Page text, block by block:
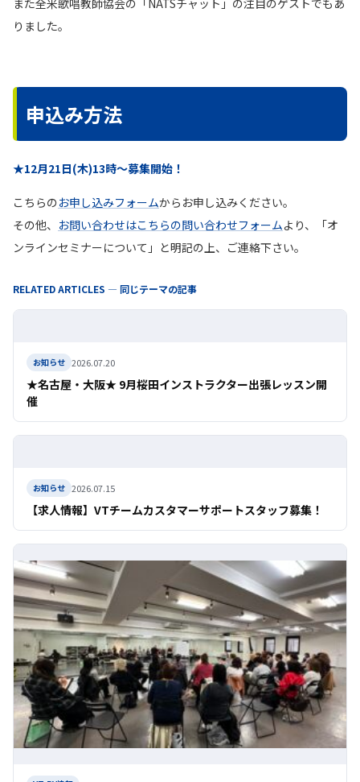
また全米歌唱教師協会の「NATSチャット」の注目のゲストでもあ
りました。
申込み方法
★12月21日(木)13時〜募集開始！
こちらのお申し込みフォームからお申し込みください。
その他、 お問い合わせはこちらの問い合わせフォームより、「オ
ンラインセミナーについて」と明記の上、ご連絡下さい。
RELATED ARTICLES — 同じテーマの記事
お知らせ 2026.07.20
★名古屋・大阪★ 9月桜田インストラクター出張レッスン開
催
お知らせ 2026.07.15
【求人情報】VTチームカスタマーサポートスタッフ募集！